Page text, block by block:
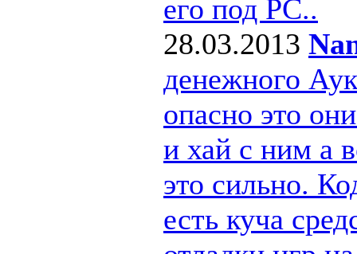
его под РС..
28.03.2013
денежного
опасно это
и хай с ним а
это сильно.
есть куча